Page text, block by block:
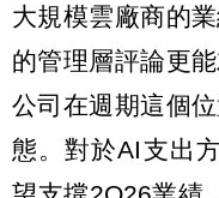
大規模雲廠商的
的管理層評論更
公司在週期這個
態。對於AI支出